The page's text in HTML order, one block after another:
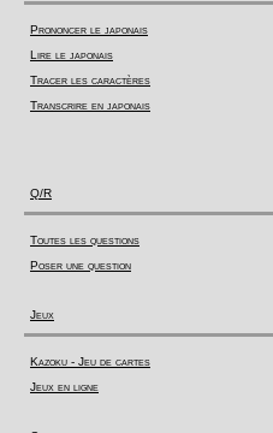
Prononcer le japonais
Lire le japonais
Tracer les caractères
Transcrire en japonais
Q/R
Toutes les questions
Poser une question
Jeux
Kazoku - Jeu de cartes
Jeux en ligne